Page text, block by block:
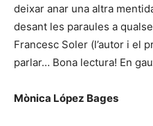
deixar anar una altra
desant les paraules a
Francesc Soler (l’autor i el
parlar… Bona lectura! En
Mònica López Bages